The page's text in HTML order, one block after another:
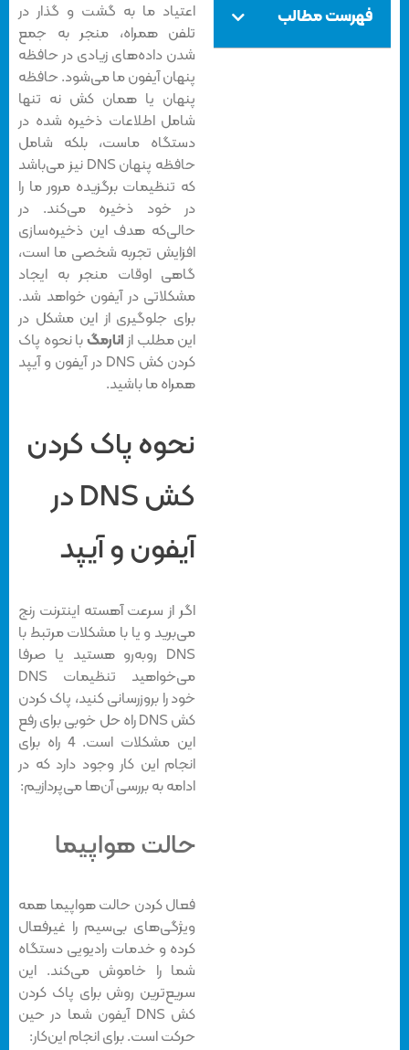
فهرست مطالب
اعتیاد ما به گشت و گذار در
تلفن همراه، منجر به جمع
شدن داده‌های زیادی در حافظه
پنهان آیفون ما می‌شود. حافظه
پنهان یا همان کش نه تنها
شامل اطلاعات ذخیره شده در
دستگاه ماست، بلکه شامل
حافظه پنهان DNS نیز می‌باشد
که تنظیمات برگزیده مرور ما را
در خود ذخیره می‌کند. در
حالی‌که هدف این ذخیره‌سازی
افزایش تجربه شخصی ما است،
گاهی اوقات منجر به ایجاد
مشکلاتی در آیفون خواهد شد.
برای جلوگیری از این مشکل در
این مطلب ازانارمگبا نحوه پاک
کردن کش DNS در آیفون و آیپد
همراه ما باشید.
نحوه پاک کردن
کش DNS در
آیفون و آیپد
اگر از سرعت آهسته اینترنت رنج
می‌برید و یا با مشکلات مرتبط با
DNS روبه‌رو هستید یا صرفا
می‌خواهید تنظیمات DNS
خود را بروزرسانی کنید، پاک کردن
کش DNS راه حل خوبی برای رفع
این مشکلات است. 4 راه برای
انجام این کار وجود دارد که در
ادامه به بررسی آن‌ها می‌پردازیم:
حالت هواپیما
فعال کردن حالت هواپیما همه
ویژگی‌های بی‌سیم را غیرفعال
کرده و خدمات رادیویی دستگاه
شما را خاموش می‌کند. این
سریع‌ترین روش برای پاک کردن
کش DNS آیفون شما در حین
حرکت است. برای انجام این‌کار: